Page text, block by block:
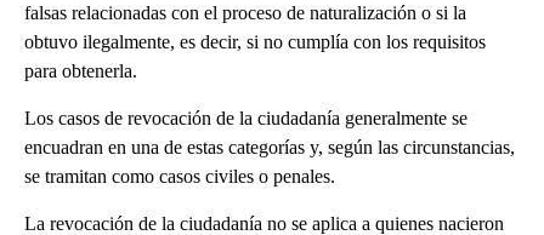
falsas relacionadas con el proceso de naturalización o si la
obtuvo ilegalmente, es decir, si no cumplía con los requisitos
para obtenerla.
Los casos de revocación de la ciudadanía generalmente se
encuadran en una de estas categorías y, según las circunstancias,
se tramitan como casos civiles o penales.
La revocación de la ciudadanía no se aplica a quienes nacieron